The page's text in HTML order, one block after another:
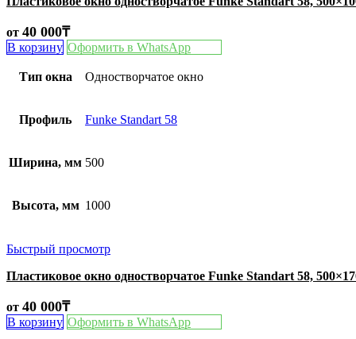
от 40 000₸
В корзину Оформить в WhatsApp
Тип окна Одностворчатое окно
Профиль Funke Standart 58
Ширина, мм 500
Высота, мм 1000
Быстрый просмотр
Пластиковое окно одностворчатое Funke Standart 58,
от 40 000₸
В корзину Оформить в WhatsApp